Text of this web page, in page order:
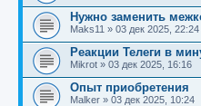
Нужно заменить
Maks11 » 03 дек 2025, 22:24
Реакции Телеги в
Mikrot » 03 дек 2025, 16:16
Опыт приобретения
Malker » 03 дек 2025, 10:24